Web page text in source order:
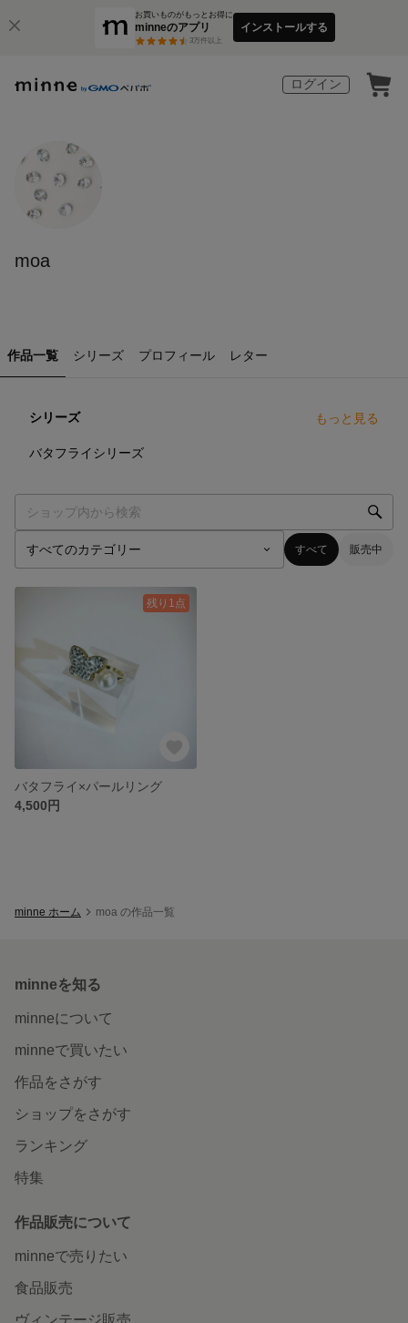
お買いものがもっとお得に
minneのアプリ
3万件以上
インストールする
ログイン
moa
作品一覧 シリーズ プロフィール レター
シリーズ もっと見る
バタフライシリーズ
すべて 販売中
残り1点
バタフライ×パールリング
4,500円
minne ホーム moa の作品一覧
minneを知る
minneについて
minneで買いたい
作品をさがす
ショップをさがす
ランキング
特集
作品販売について
minneで売りたい
食品販売
ヴィンテージ販売